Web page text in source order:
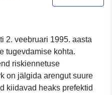
2. veebruari 1995. aasta
tugevdamise kohta.
riskiennetuse
on jälgida arengut suure
kiidavad heaks prefektid